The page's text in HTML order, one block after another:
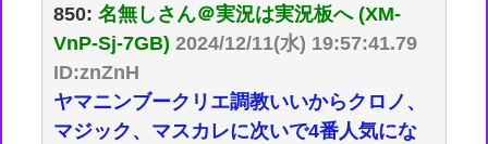
850:名無しさん＠実況は実況板へ (XM-
VnP-Sj-7GB) 2024/12/11(水) 19:57:41.79
ID:znZnH
ヤマニンブークリエ調教いいからクロノ、
マジック、マスカレに次いで4番人気にな